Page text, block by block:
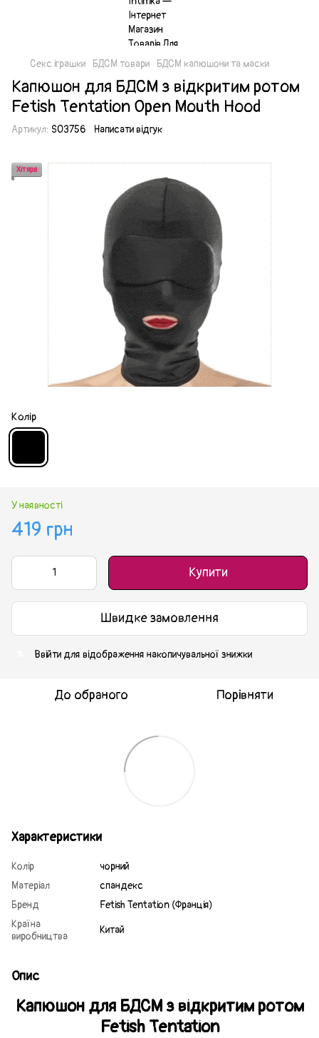
Секс іграшки БДСМ товари БДСМ капюшони та маски
Капюшон для БДСМ з відкритим ротом
Fetish Tentation Open Mouth Hood
Артикул: SO3756 Написати відгук
Хітяра
Колір
У наявності
419 грн
Купити
Швидке замовлення
Ввійти для відображення накопичувальної знижки
До обраного Порівняти
Характеристики
Колір
чорний
Матеріал
спандекс
Бренд
Fetish Tentation (Франція)
Країна
виробництва
Китай
Опис
Капюшон для БДСМ з відкритим ротом
Fetish Tentation